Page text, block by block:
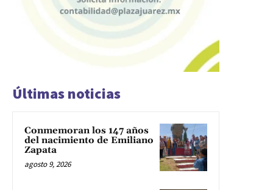
Últimas noticias
Conmemoran los 147 años
del nacimiento de Emiliano
Zapata
agosto 9, 2026